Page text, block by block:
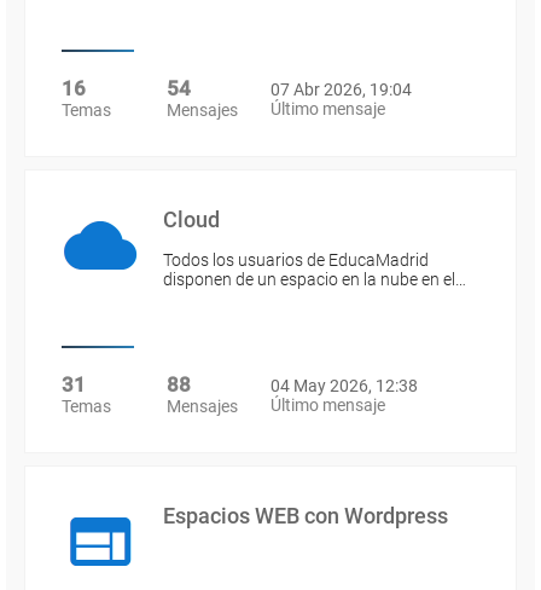
16
Temas
54
Mensajes
07 Abr 2026, 19:04
Último mensaje
Cloud
Todos los usuarios de EducaMadrid
disponen de un espacio en la nube en el…
31
Temas
88
Mensajes
04 May 2026, 12:38
Último mensaje
Espacios WEB con Wordpress